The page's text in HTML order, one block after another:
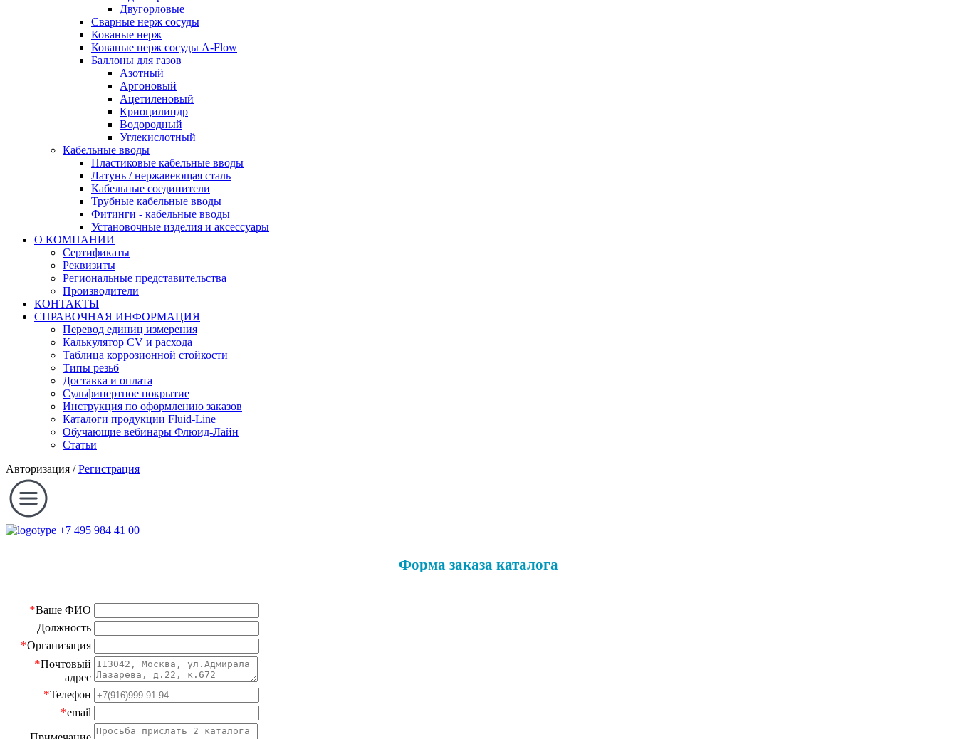
Двугорловые
Сварные нерж сосуды
Кованые нерж
Кованые нерж сосуды A-Flow
Баллоны для газов
Азотный
Аргоновый
Ацетиленовый
Криоцилиндр
Водородный
Углекислотный
Кабельные вводы
Пластиковые кабельные вводы
Латунь / нержавеющая сталь
Кабельные соединители
Трубные кабельные вводы
Фитинги - кабельные вводы
Установочные изделия и аксессуары
О КОМПАНИИ
Сертификаты
Реквизиты
Региональные представительства
Производители
КОНТАКТЫ
СПРАВОЧНАЯ ИНФОРМАЦИЯ
Перевод единиц измерения
Калькулятор CV и расхода
Таблица коррозионной стойкости
Типы резьб
Доставка и оплата
Сульфинертное покрытие
Инструкция по оформлению заказов
Каталоги продукции Fluid-Line
Обучающие вебинары Флюид-Лайн
Статьи
Авторизация /Регистрация
+7 495 984 41 00
Форма заказа каталога
*Ваше ФИО
Должность
*Организация
*Почтовый
адрес
*Телефон
*email